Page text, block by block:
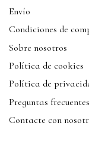
Envío
Condiciones de
Sobre nosotros
Política de cookies
Política de
Preguntas frecuentes
Contacte con